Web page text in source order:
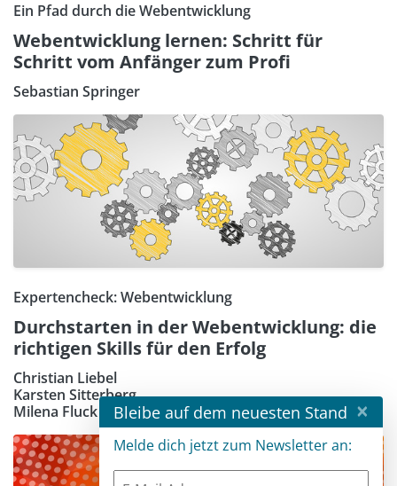
Ein Pfad durch die Webentwicklung
Webentwicklung lernen: Schritt für
Schritt vom Anfänger zum Profi
Sebastian Springer
Expertencheck: Webentwicklung
Durchstarten in der Webentwicklung: die
richtigen Skills für den Erfolg
Christian Liebel
Karsten Sitterberg
Milena Fluck
Bleibe auf dem neuesten Stand ×
Melde dich jetzt zum Newsletter an: